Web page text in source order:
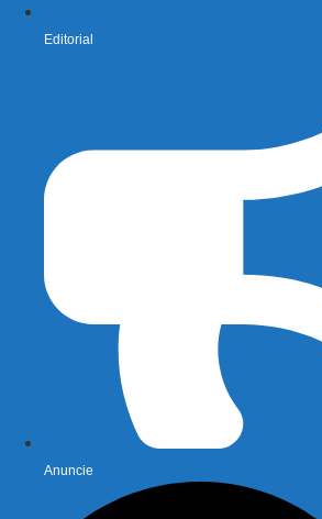
Editorial
Anuncie